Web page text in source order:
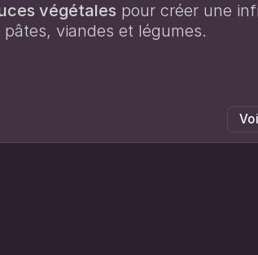
végétales pour créer une
viandes et légumes.